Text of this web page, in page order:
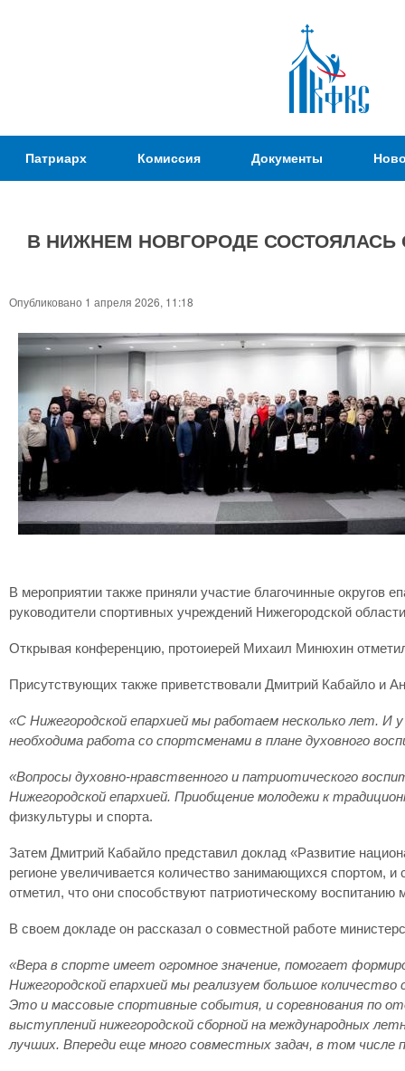
Патриаршая
Комиссия
вопросам
физической
спорта
Патриарх Комиссия Документы
здесь
В НИЖНЕМ НОВГОРОДЕ
Опубликовано 1 апреля 2026, 11:18
В мероприятии также приняли участие благочинные округов
руководители спортивных учреждений Нижегородской
Открывая конференцию, протоиерей Михаил Минюхин
Присутствующих также приветствовали Дмитрий Кабайло и
«С Нижегородской епархией мы работаем несколько лет. И
необходима работа со спортсменами в плане духовного
«Вопросы духовно-нравственного и патриотического
Нижегородской епархией. Приобщение молодежи к
физкультуры и спорта.
Затем Дмитрий Кабайло представил доклад «Развитие
регионе увеличивается количество занимающихся спортом,
отметил, что они способствуют патриотическому воспитанию
В своем докладе он рассказал о совместной работе
«Вера в спорте имеет огромное значение, помогает
Нижегородской епархией мы реализуем большое
Это и массовые спортивные события, и соревнования по
выступлений нижегородской сборной на международных
лучших. Впереди еще много совместных задач, в том числе